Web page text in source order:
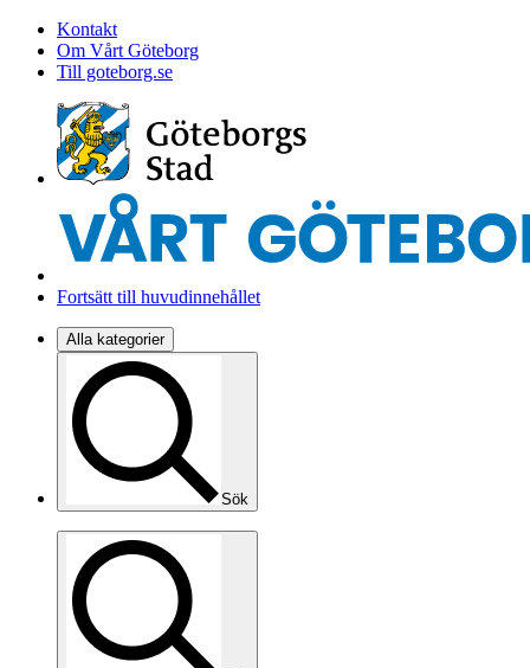
Kontakt
Om Vårt Göteborg
Till goteborg.se
Fortsätt till huvudinnehållet
Alla kategorier
Sök